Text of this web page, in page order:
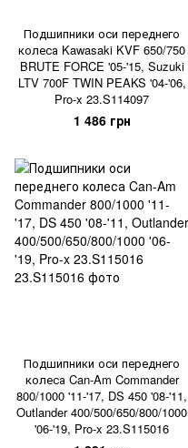
Подшипники оси переднего
колеса Kawasaki KVF 650/750
BRUTE FORCE '05-'15, Suzuki
LTV 700F TWIN PEAKS '04-'06,
Pro-x 23.S114097
1 486 грн
Подшипники оси переднего
колеса Can-Am Commander
800/1000 '11-'17, DS 450 '08-'11,
Outlander 400/500/650/800/1000
'06-'19, Pro-x 23.S115016